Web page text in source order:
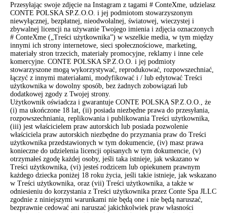
Przesyłając swoje zdjęcie na Instagram z tagami # ConteXme, udzielasz
CONTE POLSKA SP.Z.O.O. i jej podmiotom stowarzyszonym
niewyłącznej, bezpłatnej, nieodwołalnej, światowej, wieczystej i
zbywalnej licencji na używanie Twojego imienia i zdjęcia oznaczonych
# ConteXme („Treści użytkownika”) w wszelkie media, w tym między
innymi ich strony internetowe, sieci społecznościowe, marketing,
materiały stron trzecich, materiały promocyjne, reklamy i inne cele
komercyjne. CONTE POLSKA SP.Z.O.O. i jej podmioty
stowarzyszone mogą wykorzystywać, reprodukować, rozpowszechniać,
łączyć z innymi materiałami, modyfikować i / lub edytować Treści
użytkownika w dowolny sposób, bez żadnych zobowiązań lub
dodatkowej zgody z Twojej strony.
Użytkownik oświadcza i gwarantuje CONTE POLSKA SP.Z.O.O., że
(i) ma ukończone 18 lat, (ii) posiada niezbędne prawa do przesyłania,
rozpowszechniania, replikowania i publikowania Treści użytkownika,
(iii) jest właścicielem praw autorskich lub posiada pozwolenie
właściciela praw autorskich niezbędne do przyznania praw do Treści
użytkownika przedstawionych w tym dokumencie, (iv) masz prawa
konieczne do udzielenia licencji opisanych w tym dokumencie, (v)
otrzymałeś zgodę każdej osoby, jeśli taka istnieje, jak wskazano w
Treści użytkownika, (vi) jesteś rodzicem lub opiekunem prawnym
każdego dziecka poniżej 18 roku życia, jeśli takie istnieje, jak wskazano
w Treści użytkownika, oraz (vii) Treści użytkownika, a także w
odniesieniu do korzystania z Treści użytkownika przez Conte Spa JLLC
zgodnie z niniejszymi warunkami nie będą one i nie będą naruszać,
bezprawnie cedować ani naruszać jakichkolwiek praw własności